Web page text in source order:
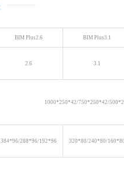
BIM Plus2.6 BIM Plus3.1
2.6 3.1
1000*250*42/750*250*42/
384*96/288*96/192*96 320*80/240*80/